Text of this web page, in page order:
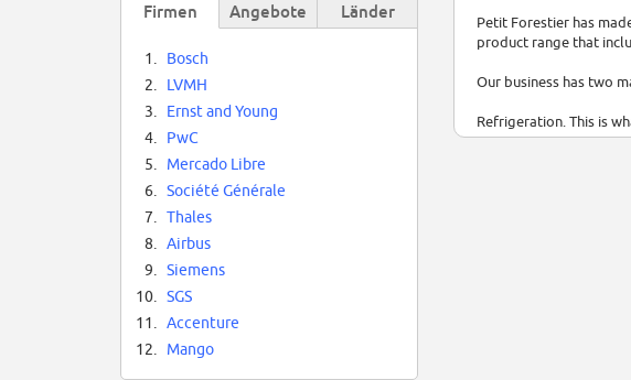
Petit Forestier has
product range that
Our business has two
Refrigeration. This is
market whose
Firmen Angebote Länder
1.
Bosch
2.
LVMH
3.
Ernst and Young
4.
PwC
5.
Mercado Libre
6.
Société Générale
7.
Thales
8.
Airbus
9.
Siemens
10.
SGS
11.
Accenture
12.
Mango